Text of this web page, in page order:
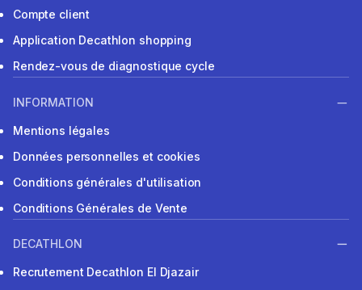
Compte client
Application Decathlon shopping
Rendez-vous de diagnostique cycle
INFORMATION
Mentions légales
Données personnelles et cookies
Conditions générales d'utilisation
Conditions Générales de Vente
DECATHLON
Recrutement Decathlon El Djazair